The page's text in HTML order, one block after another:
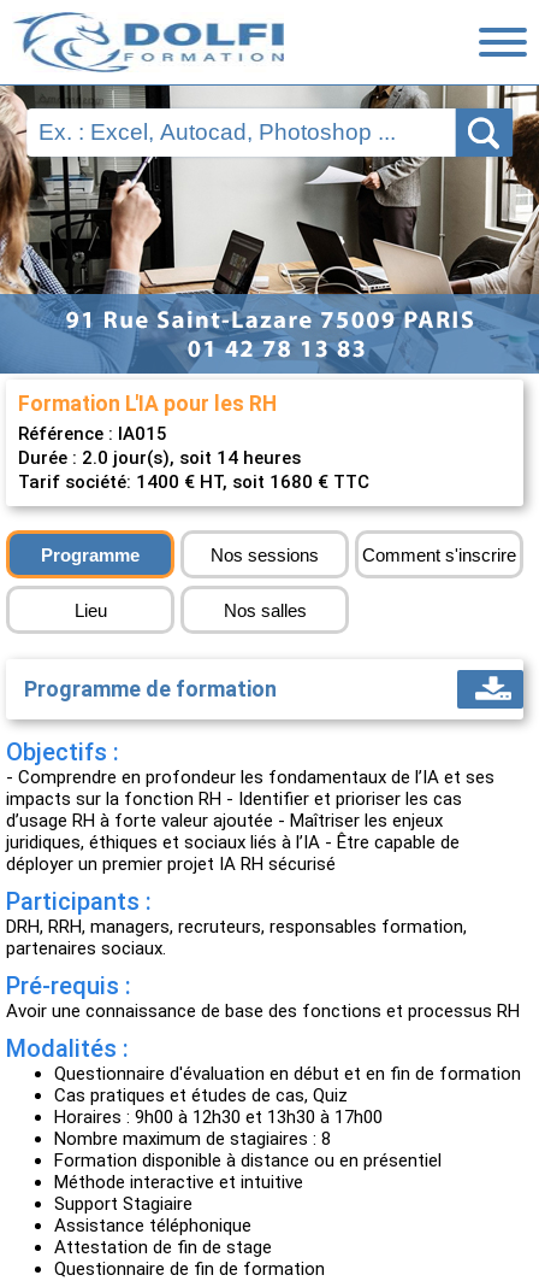
Nos Formations
Ressources
Financement
Évaluations
Nous contacter
Formation L'IA pour les RH
Référence : IA015
Durée : 2.0 jour(s), soit 14 heures
Tarif société: 1400 € HT, soit 1680 € TTC
Programme Nos sessions Comment s'inscrire
Lieu Nos salles
Programme de formation
Objectifs :
- Comprendre en profondeur les fondamentaux de l’IA et ses
impacts sur la fonction RH - Identifier et prioriser les cas
d’usage RH à forte valeur ajoutée - Maîtriser les enjeux
juridiques, éthiques et sociaux liés à l’IA - Être capable de
déployer un premier projet IA RH sécurisé
Participants :
DRH, RRH, managers, recruteurs, responsables formation,
partenaires sociaux.
Pré-requis :
Avoir une connaissance de base des fonctions et processus RH
Modalités :
Questionnaire d'évaluation en début et en fin de formation
Cas pratiques et études de cas, Quiz
Horaires : 9h00 à 12h30 et 13h30 à 17h00
Nombre maximum de stagiaires : 8
Formation disponible à distance ou en présentiel
Méthode interactive et intuitive
Support Stagiaire
Assistance téléphonique
Attestation de fin de stage
Questionnaire de fin de formation